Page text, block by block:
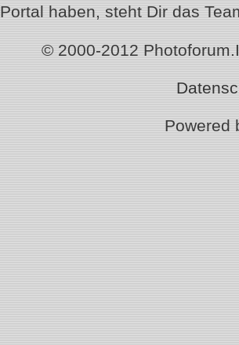
Portal haben, steht Dir das
© 2000-2012
Powered